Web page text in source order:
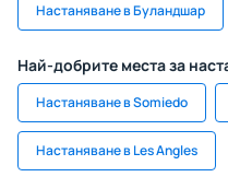
Настаняване в Буландшар
Най-добрите места за
Настаняване в Somiedo
Настаняване в Les Angles